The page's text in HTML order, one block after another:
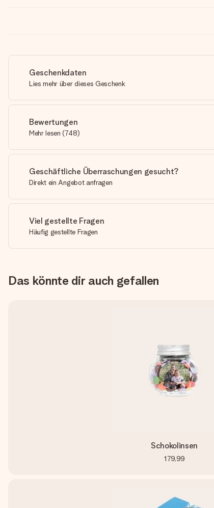
Geschenkdaten
Lies mehr über dieses Geschenk
Bewertungen
Mehr lesen (748)
Geschäftliche Überraschungen gesucht?
Direkt ein Angebot anfragen
Viel gestellte Fragen
Häufig gestellte Fragen
Das könnte dir auch gefallen
Schokolinsen
179,99